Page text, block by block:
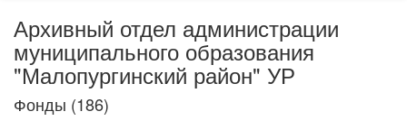
Архивный отдел администрации
муниципального образования
"Малопургинский район" УР
Фонды (186)